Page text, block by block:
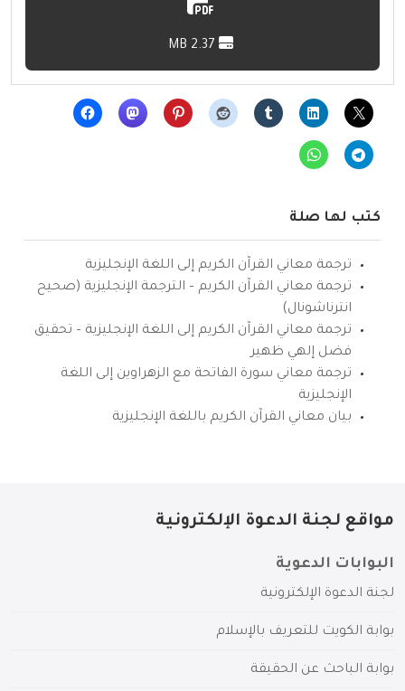
كتب لها صلة
ترجمة معاني القرآن الكريم إلى اللغة الإنجليزية
ترجمة معاني القرآن الكريم – الترجمة الإنجليزية (صحيح
انترناشونال)
ترجمة معاني القرآن الكريم إلى اللغة الإنجليزية – تحقيق
فضل إلهي ظهير
ترجمة معاني سورة الفاتحة مع الزهراوين إلى اللغة
الإنجليزية
بيان معاني القرآن الكريم باللغة الإنجليزية
مواقع لجنة الدعوة الإلكترونية
البوابات الدعوية
لجنة الدعوة الإلكترونية
بوابة الكويت للتعريف بالإسلام
بوابة الباحث عن الحقيقة